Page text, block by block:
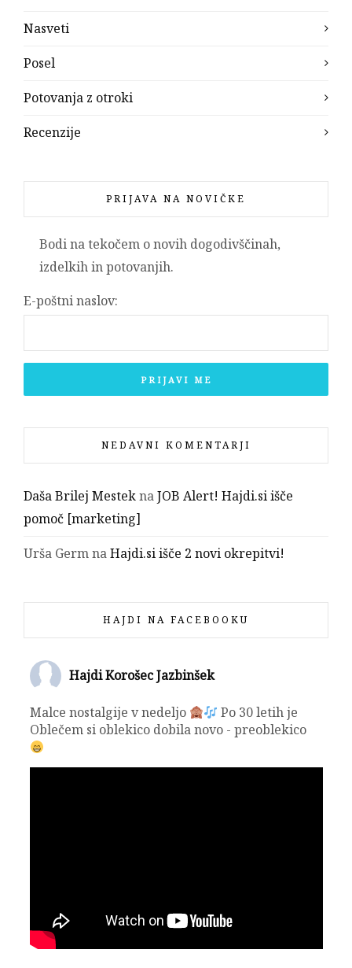
Nasveti
Posel
Potovanja z otroki
Recenzije
PRIJAVA NA NOVIČKE
Bodi na tekočem o novih dogodivščinah,
izdelkih in potovanjih.
E-poštni naslov:
NEDAVNI KOMENTARJI
Daša Brilej MesteknaJOB Alert! Hajdi.si išče
pomoč [marketing]
Urša GermnaHajdi.si išče 2 novi okrepitvi!
HAJDI NA FACEBOOKU
Hajdi Korošec Jazbinšek
Malce nostalgije v nedeljo
Po 30 letih je
Oblečem si oblekico dobila novo - preoblekico